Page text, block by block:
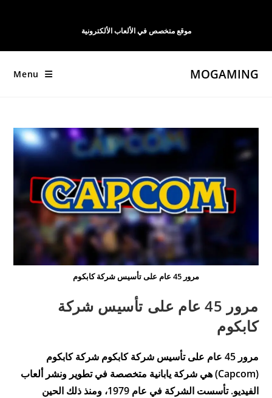
موقع متخصص في الألعاب الألكترونية
MOGAMING
Menu
مرور 45 عام على تأسيس شركة كابكوم
مرور 45 عام على تأسيس شركة
كابكوم
مرور 45 عام على تأسيس شركة كابكوم شركة كابكوم
(Capcom) هي شركة يابانية متخصصة في تطوير ونشر ألعاب
الفيديو. تأسست الشركة في عام 1979، ومنذ ذلك الحين